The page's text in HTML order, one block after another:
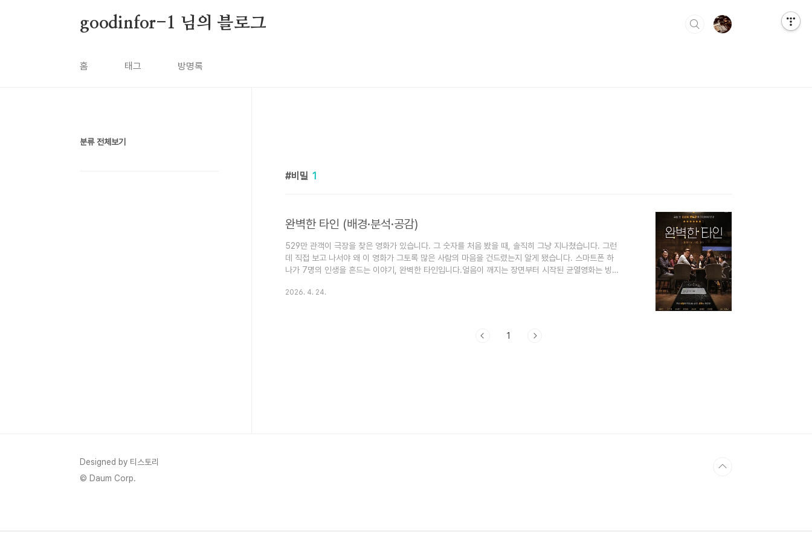
goodinfor-1 님의 블로그
홈 태그 방명록
비밀 1
완벽한 타인 (배경·분석·공감)
529만 관객이 극장을 찾은 영화가 있습니다. 그 숫자를 처음 봤을 때, 솔직히 그냥 지나쳤습니다. 그런
데 직접 보고 나서야 왜 이 영화가 그토록 많은 사람의 마음을 건드렸는지 알게 됐습니다. 스마트폰 하
나가 7명의 인생을 흔드는 이야기, 완벽한 타인입니다.얼음이 깨지는 장면부터 시작된 균열영화는 빙판
1,500만 원이 들었다고 합니다. 짧은 컷 하나에 그만한 비용을 쏟아부은 건, 감독이 처음부터 "무언가
2026. 4. 24.
1
분류 전체보기
Designed by 티스토리
© Daum Corp.